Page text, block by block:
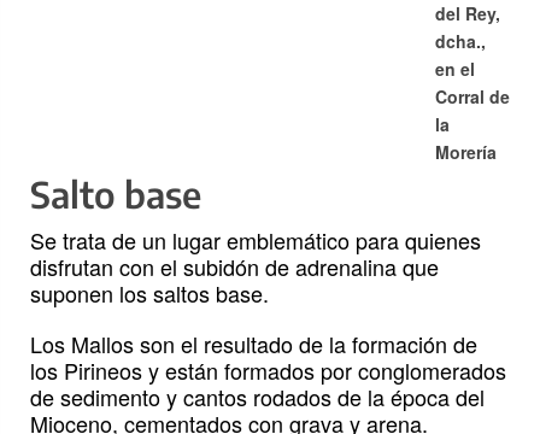
del Rey,
dcha.,
en el
Corral de
la
Morería
Salto base
Se trata de un lugar emblemático para quienes
disfrutan con el subidón de adrenalina que
suponen los saltos base.
Los Mallos son el resultado de la formación de
los Pirineos y están formados por conglomerados
de sedimento y cantos rodados de la época del
Mioceno, cementados con grava y arena.